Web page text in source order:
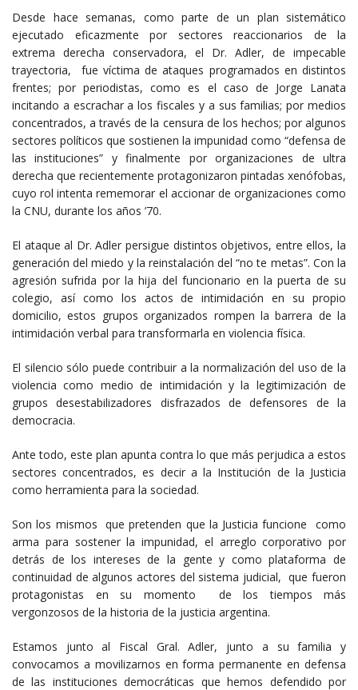
Desde hace semanas, como parte de un plan sistemático
ejecutado eficazmente por sectores reaccionarios de la
extrema derecha conservadora, el Dr. Adler, de impecable
trayectoria, fue víctima de ataques programados en distintos
frentes; por periodistas, como es el caso de Jorge Lanata
incitando a escrachar a los fiscales y a sus familias; por medios
concentrados, a través de la censura de los hechos; por algunos
sectores políticos que sostienen la impunidad como “defensa de
las instituciones” y finalmente por organizaciones de ultra
derecha que recientemente protagonizaron pintadas xenófobas,
cuyo rol intenta rememorar el accionar de organizaciones como
la CNU, durante los años ’70.
El ataque al Dr. Adler persigue distintos objetivos, entre ellos, la
generación del miedo y la reinstalación del “no te metas”. Con la
agresión sufrida por la hija del funcionario en la puerta de su
colegio, así como los actos de intimidación en su propio
domicilio, estos grupos organizados rompen la barrera de la
intimidación verbal para transformarla en violencia física.
El silencio sólo puede contribuir a la normalización del uso de la
violencia como medio de intimidación y la legitimización de
grupos desestabilizadores disfrazados de defensores de la
democracia.
Ante todo, este plan apunta contra lo que más perjudica a estos
sectores concentrados, es decir a la Institución de la Justicia
como herramienta para la sociedad.
Son los mismos que pretenden que la Justicia funcione como
arma para sostener la impunidad, el arreglo corporativo por
detrás de los intereses de la gente y como plataforma de
continuidad de algunos actores del sistema judicial, que fueron
protagonistas en su momento de los tiempos más
vergonzosos de la historia de la justicia argentina.
Estamos junto al Fiscal Gral. Adler, junto a su familia y
convocamos a movilizarnos en forma permanente en defensa
de las instituciones democráticas que hemos defendido por